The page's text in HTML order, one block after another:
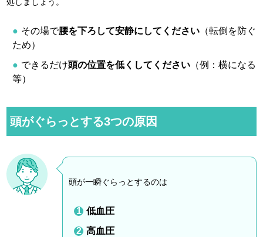
その場で腰を下ろして安静にしてください （転倒を防ぐ
ため）
できるだけ頭の位置を低くしてください （例：横になる
等）
頭がぐらっとする3つの原因
頭が一瞬ぐらっとするのは
低血圧
高血圧